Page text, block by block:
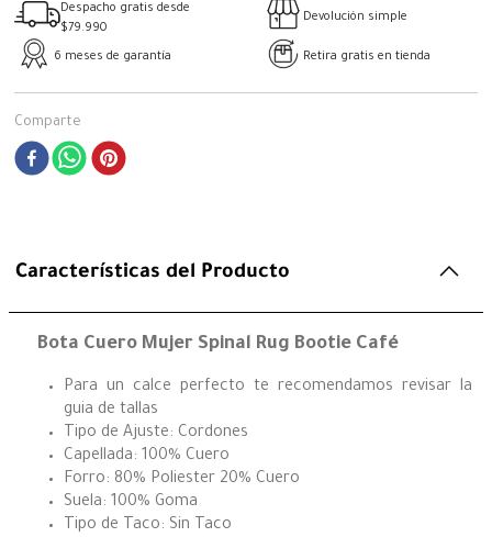
Despacho gratis desde
$79.990
Devolución simple
6 meses de garantía Retira gratis en tienda
Comparte
Características del Producto
Bota Cuero Mujer Spinal Rug Bootie Café
Para un calce perfecto te recomendamos revisar la
guia de tallas
Tipo de Ajuste: Cordones
Capellada: 100% Cuero
Forro: 80% Poliester 20% Cuero
Suela: 100% Goma
Tipo de Taco: Sin Taco